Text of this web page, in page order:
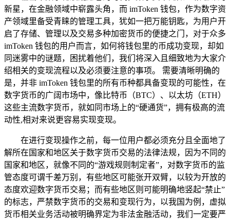
新星，在金融领域中崭露头角，而 imToken 钱包，作为数字资
产领域里备受青睐的管理工具，犹如一把万能钥匙，为用户开
启了存储、管理以及交易多种加密货币的便捷之门，对于众多
imToken 钱包的用户而言，如何将钱包里的币成功变现，却如
同迷雾中的谜题，困扰着他们，我们将深入且细致地为大家介
绍相关的变现流程以及必须要注意的事项。 需要清晰明确的
是，并非 imToken 钱包里的所有币种都具备变现的可能性，在
数字货币的广阔市场中，像比特币（BTC）、以太坊（ETH）
这些主流数字货币，就如同市场上的“硬通货”，拥有极高的流
动性,相对来说更容易实现变现。
在进行变现操作之前，每一位用户都必须充分且全面地了
解所在国家和地区关于数字货币交易的法律法规，因为不同的
国家和地区，就像不同的“游戏规则制定者”，对数字货币的监
管态度可谓千差万别，有些地区可能张开双臂，以较为开放的
态度欢迎数字货币交易；而有些地区则可能明确地竖起“禁止”
的标志，严禁数字货币的交易和变现行为，以我国为例，虚拟
货币相关业务活动被明确界定为非法金融活动，我们一定要严